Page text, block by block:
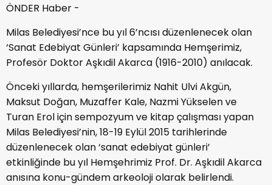
ÖNDER Haber -
Milas Belediyesi’nce bu yıl 6’ncısı düzenlenecek olan
‘Sanat Edebiyat Günleri’ kapsamında Hemşerimiz,
Profesör Doktor Aşkıdil Akarca (1916-2010) anılacak.
Önceki yıllarda, hemşerilerimiz Nahit Ulvi Akgün,
Maksut Doğan, Muzaffer Kale, Nazmi Yükselen ve
Turan Erol için sempozyum ve kitap çalışması yapan
Milas Belediyesi’nin, 18-19 Eylül 2015 tarihlerinde
düzenlenecek olan ‘sanat edebiyat günleri’
etkinliğinde bu yıl Hemşehrimiz Prof. Dr. Aşkıdil Akarca
anısına konu-gündem arkeoloji olarak belirlendi.